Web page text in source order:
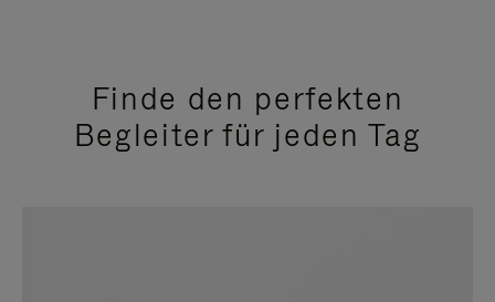
Finde den perfekten
Begleiter für jeden Tag